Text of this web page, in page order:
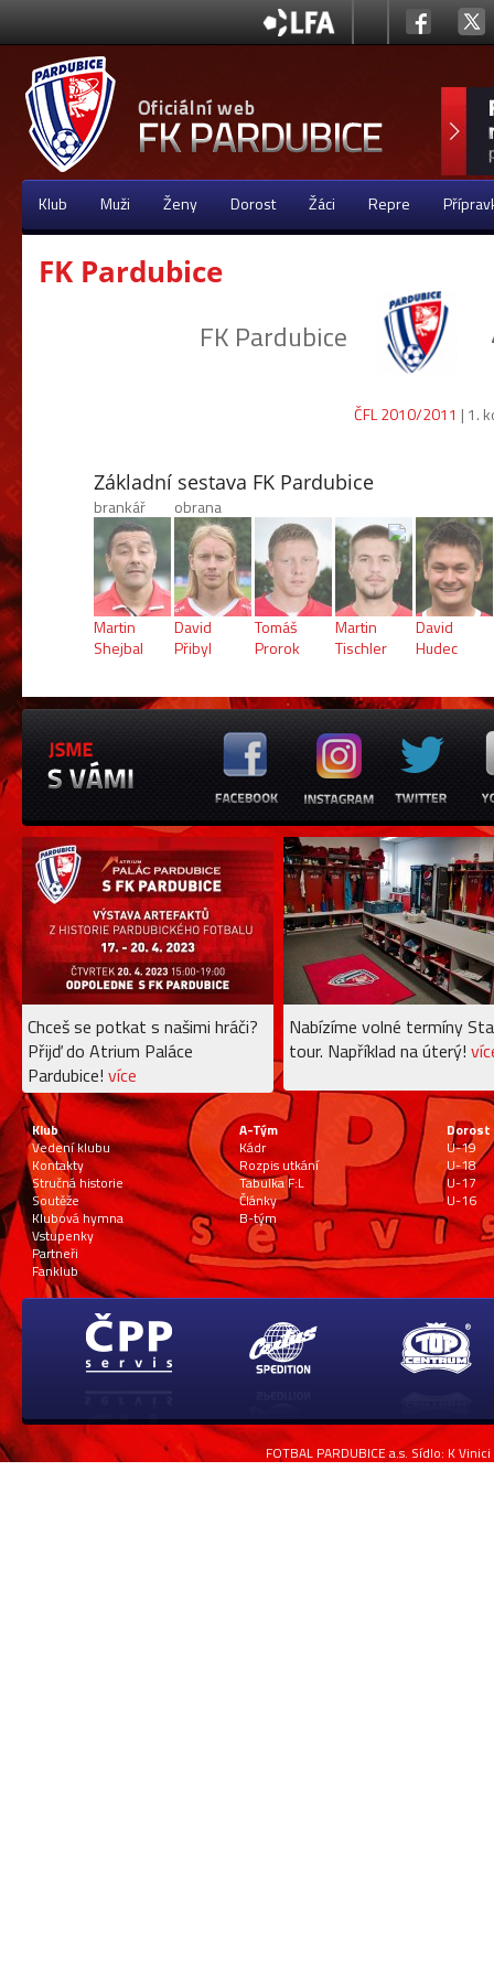
Klub Muži Ženy Dorost Žáci Repre
FK Pardubice
FK Pardubice
ČFL 2010/2011 | 1.
Základní sestava FK Pardubice
brankář
Martin
Shejbal
obrana
David
Přibyl
Tomáš
Prorok
Martin
Tischler
David
Hudec
Chceš se potkat s našimi hráči?
Přijď do Atrium Paláce
Pardubice! více
Nabízíme volné termíny
tour. Například na úterý!
Klub
Vedení klubu
Kontakty
Stručná historie
Soutěže
Klubová hymna
Vstupenky
Partneři
Fanklub
A-Tým
Kádr
Rozpis utkání
Tabulka F:L
Články
B-tým
Dorost
U-19
U-18
U-17
U-16
FOTBAL PARDUBICE a.s. Sídlo: K